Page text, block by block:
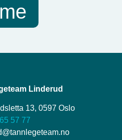
Linderud
13, 0597 Oslo
57 77